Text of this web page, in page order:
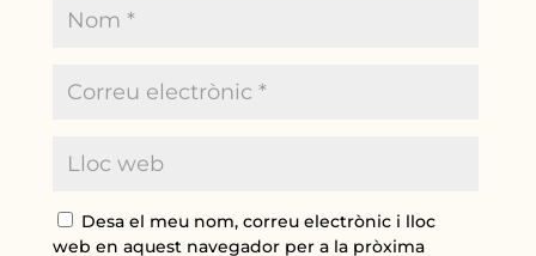
Desa el meu nom, correu electrònic i lloc
web en aquest navegador per a la pròxima